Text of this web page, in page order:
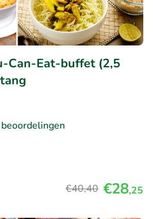
Can-Eat-buffet (2,5
€40,40 €28,25